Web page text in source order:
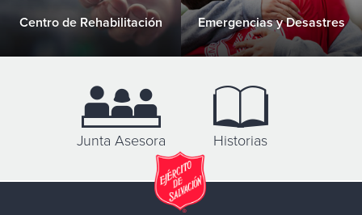
Centro de Rehabilitación Emergencias y Desastres
Junta Asesora Historias